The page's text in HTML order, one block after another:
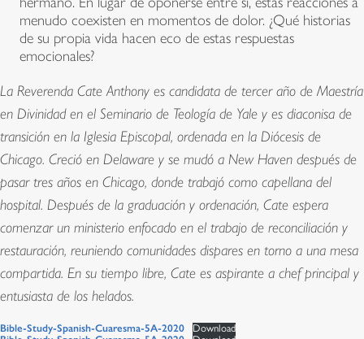
menudo coexisten en momentos de dolor. ¿Qué historias
de su propia vida hacen eco de estas respuestas
emocionales?
La Reverenda Cate Anthony es candidata de tercer año de Maestría
en Divinidad en el Seminario de Teología de Yale y es diaconisa de
transición en la Iglesia Episcopal, ordenada en la Diócesis de
Chicago. Creció en Delaware y se mudó a New Haven después de
pasar tres años en Chicago, donde trabajó como capellana del
hospital. Después de la graduación y ordenación, Cate espera
comenzar un ministerio enfocado en el trabajo de reconciliación y
restauración, reuniendo comunidades dispares en torno a una mesa
compartida. En su tiempo libre, Cate es aspirante a chef principal y
entusiasta de los helados.​​​​​​
Bible-Study-Spanish-Cuaresma-5A-2020
Download